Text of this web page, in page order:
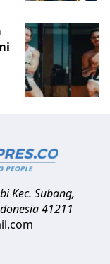
Kec. Subang,
41211